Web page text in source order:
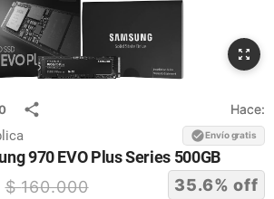
Hace:
Envío gratis
970 EVO Plus Series 500GB
$160.000 35.6% off